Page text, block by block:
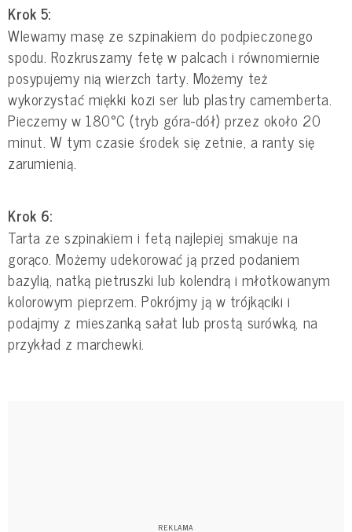
Krok 5:
Wlewamy masę ze szpinakiem do podpieczonego
spodu. Rozkruszamy fetę w palcach i równomiernie
posypujemy nią wierzch tarty. Możemy też
wykorzystać miękki kozi ser lub plastry camemberta.
Pieczemy w 180°C (tryb góra-dół) przez około 20
minut. W tym czasie środek się zetnie, a ranty się
zarumienią.
Krok 6:
Tarta ze szpinakiem i fetą najlepiej smakuje na
gorąco. Możemy udekorować ją przed podaniem
bazylią, natką pietruszki lub kolendrą i młotkowanym
kolorowym pieprzem. Pokrójmy ją w trójkąciki i
podajmy z mieszanką sałat lub prostą surówką, na
przykład z marchewki.